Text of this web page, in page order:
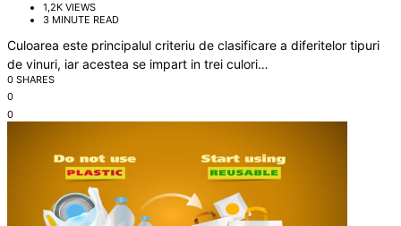
1,2K VIEWS
3 MINUTE READ
Culoarea este principalul criteriu de clasificare a diferitelor tipuri
de vinuri, iar acestea se impart in trei culori…
0 SHARES
0
0